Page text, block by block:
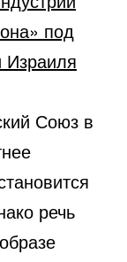
под
Израиля
Союз в
речь